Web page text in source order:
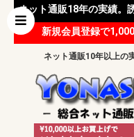
ネット通販18年の実績。
ーブル等 様々な資
新規会員登録で
ネット通販10年以上の